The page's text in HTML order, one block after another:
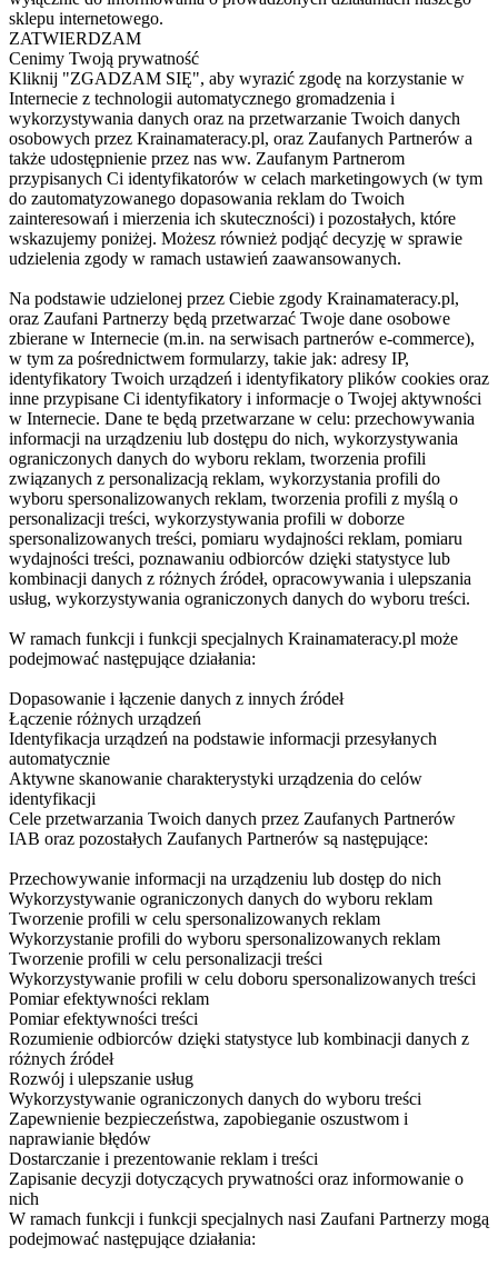
sklepu internetowego.
ZATWIERDZAM
Cenimy Twoją prywatność
Kliknij "ZGADZAM SIĘ", aby wyrazić zgodę na korzystanie w
Internecie z technologii automatycznego gromadzenia i
wykorzystywania danych oraz na przetwarzanie Twoich danych
osobowych przez Krainamateracy.pl, oraz Zaufanych Partnerów a
także udostępnienie przez nas ww. Zaufanym Partnerom
przypisanych Ci identyfikatorów w celach marketingowych (w tym
do zautomatyzowanego dopasowania reklam do Twoich
zainteresowań i mierzenia ich skuteczności) i pozostałych, które
wskazujemy poniżej. Możesz również podjąć decyzję w sprawie
udzielenia zgody w ramach ustawień zaawansowanych.
Na podstawie udzielonej przez Ciebie zgody Krainamateracy.pl,
oraz Zaufani Partnerzy będą przetwarzać Twoje dane osobowe
zbierane w Internecie (m.in. na serwisach partnerów e-commerce),
w tym za pośrednictwem formularzy, takie jak: adresy IP,
identyfikatory Twoich urządzeń i identyfikatory plików cookies oraz
inne przypisane Ci identyfikatory i informacje o Twojej aktywności
w Internecie. Dane te będą przetwarzane w celu: przechowywania
informacji na urządzeniu lub dostępu do nich, wykorzystywania
ograniczonych danych do wyboru reklam, tworzenia profili
związanych z personalizacją reklam, wykorzystania profili do
wyboru spersonalizowanych reklam, tworzenia profili z myślą o
personalizacji treści, wykorzystywania profili w doborze
spersonalizowanych treści, pomiaru wydajności reklam, pomiaru
wydajności treści, poznawaniu odbiorców dzięki statystyce lub
kombinacji danych z różnych źródeł, opracowywania i ulepszania
usług, wykorzystywania ograniczonych danych do wyboru treści.
W ramach funkcji i funkcji specjalnych Krainamateracy.pl może
podejmować następujące działania:
Dopasowanie i łączenie danych z innych źródeł
Łączenie różnych urządzeń
Identyfikacja urządzeń na podstawie informacji przesyłanych
automatycznie
Aktywne skanowanie charakterystyki urządzenia do celów
identyfikacji
Cele przetwarzania Twoich danych przez Zaufanych Partnerów
IAB oraz pozostałych Zaufanych Partnerów są następujące:
Przechowywanie informacji na urządzeniu lub dostęp do nich
Wykorzystywanie ograniczonych danych do wyboru reklam
Tworzenie profili w celu spersonalizowanych reklam
Wykorzystanie profili do wyboru spersonalizowanych reklam
Tworzenie profili w celu personalizacji treści
Wykorzystywanie profili w celu doboru spersonalizowanych treści
Pomiar efektywności reklam
Pomiar efektywności treści
Rozumienie odbiorców dzięki statystyce lub kombinacji danych z
różnych źródeł
Rozwój i ulepszanie usług
Wykorzystywanie ograniczonych danych do wyboru treści
Zapewnienie bezpieczeństwa, zapobieganie oszustwom i
naprawianie błędów
Dostarczanie i prezentowanie reklam i treści
Zapisanie decyzji dotyczących prywatności oraz informowanie o
nich
W ramach funkcji i funkcji specjalnych nasi Zaufani Partnerzy mogą
podejmować następujące działania: